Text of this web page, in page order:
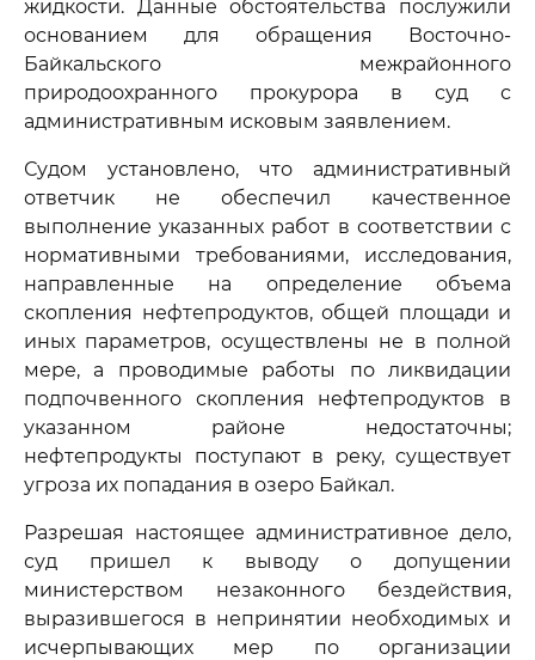
жидкости. Данные обстоятельства послужили
основанием для обращения Восточно-
Байкальского межрайонного
природоохранного прокурора в суд с
административным исковым заявлением.
Судом установлено, что административный
ответчик не обеспечил качественное
выполнение указанных работ в соответствии с
нормативными требованиями, исследования,
направленные на определение объема
скопления нефтепродуктов, общей площади и
иных параметров, осуществлены не в полной
мере, а проводимые работы по ликвидации
подпочвенного скопления нефтепродуктов в
указанном районе недостаточны;
нефтепродукты поступают в реку, существует
угроза их попадания в озеро Байкал.
Разрешая настоящее административное дело,
суд пришел к выводу о допущении
министерством незаконного бездействия,
выразившегося в непринятии необходимых и
исчерпывающих мер по организации